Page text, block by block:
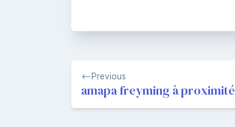
Navigation
de
l’article
Previous
amapa freyming à proximité